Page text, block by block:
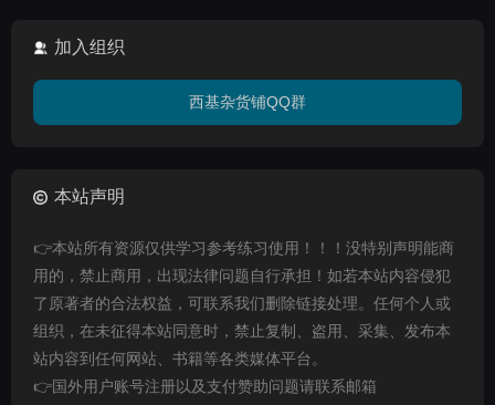
加入组织
西基杂货铺QQ群
本站声明
👉本站所有资源仅供学习参考练习使用！！！没特别声明能商
用的，禁止商用，出现法律问题自行承担！如若本站内容侵犯
了原著者的合法权益，可联系我们删除链接处理。任何个人或
组织，在未征得本站同意时，禁止复制、盗用、采集、发布本
站内容到任何网站、书籍等各类媒体平台。
👉国外用户账号注册以及支付赞助问题请联系邮箱